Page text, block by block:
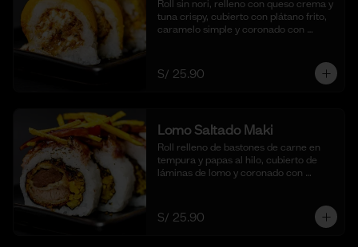
Roll sin nori, relleno con queso crema y
tuna crispy, cubierto con plátano frito,
caramelo simple y coronado con
S/ 25.90
Lomo Saltado Maki
Roll relleno de bastones de carne en
tempura y papas al hilo, cubierto de
láminas de lomo y coronado con
Acompañado de nuestra salsa shoyu.
(10 cortes)
S/ 25.90